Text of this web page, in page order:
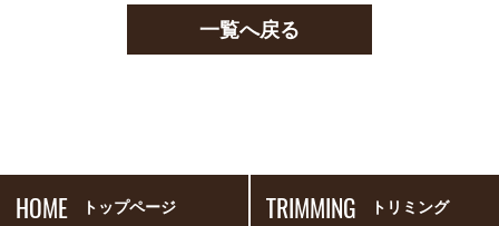
一覧へ戻る
HOME トップページ TRIMMING トリミング